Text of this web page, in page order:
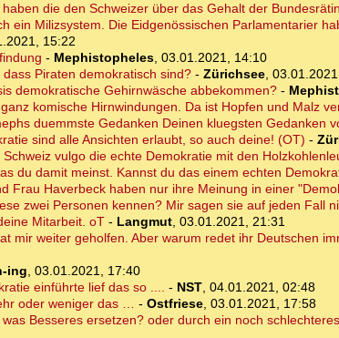
die den Schweizer über das Gehalt der
ein Milizsystem. Die Eidgenössischen Parlamentarier
15:22
- Mephistopheles, 03.01.2021, 14:10
Piraten demokratisch sind?- Zürichsee,
demokratische Gehirnwäsche abbekommen?-
komische Hirnwindungen. Da ist Hopfen und Malz
duemmste Gedanken Deinen kluegsten Gedanken
sind alle Ansichten erlaubt, so auch deine! (OT) -
vulgo die echte Demokratie mit den
du damit meinst. Kannst du das einem echten
Frau Haverbeck haben nur ihre Meinung in einer
zwei Personen kennen? Mir sagen sie auf jeden Fall
Mitarbeit. oT- Langmut, 03.01.2021, 21:31
mir weiter geholfen. Aber warum redet ihr Deutschen
ing, 03.01.2021, 17:40
einführte lief das so .... - NST, 04.01.2021, 02:48
oder weniger das … - Ostfriese, 03.01.2021, 17:58
Besseres ersetzen? oder durch ein noch